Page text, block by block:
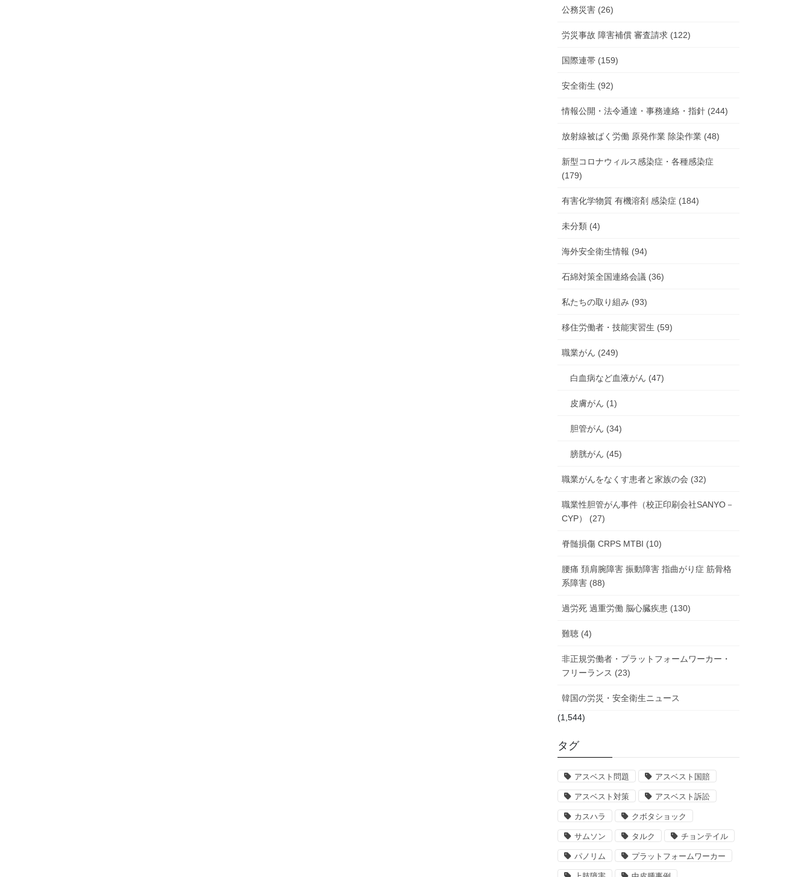
公務災害 (26)
労災事故 障害補償 審査請求 (122)
国際連帯 (159)
安全衛生 (92)
情報公開・法令通達・事務連絡・指針 (244)
放射線被ばく労働 原発作業 除染作業 (48)
新型コロナウィルス感染症・各種感染症
(179)
有害化学物質 有機溶剤 感染症 (184)
未分類 (4)
海外安全衛生情報 (94)
石綿対策全国連絡会議 (36)
私たちの取り組み (93)
移住労働者・技能実習生 (59)
職業がん (249)
白血病など血液がん (47)
皮膚がん (1)
胆管がん (34)
膀胱がん (45)
職業がんをなくす患者と家族の会 (32)
職業性胆管がん事件（校正印刷会社SANYO－
CYP） (27)
脊髄損傷 CRPS MTBI (10)
腰痛 頚肩腕障害 振動障害 指曲がり症 筋骨格
系障害 (88)
過労死 過重労働 脳心臓疾患 (130)
難聴 (4)
非正規労働者・プラットフォームワーカー・
フリーランス (23)
韓国の労災・安全衛生ニュース
(1,544)
タグ
アスベスト問題 アスベスト国賠
アスベスト対策 アスベスト訴訟
カスハラ クボタショック
サムソン タルク チョンテイル
パノリム プラットフォームワーカー